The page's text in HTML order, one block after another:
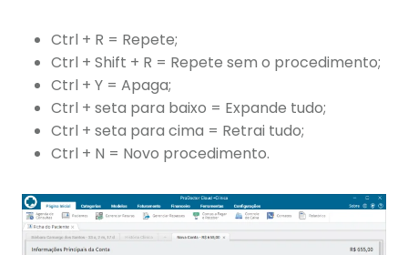
Ctrl + R = Repete;
Ctrl + Shift + R = Repete sem o procedimento;
Ctrl + Y = Apaga;
Ctrl + seta para baixo = Expande tudo;
Ctrl + seta para cima = Retrai tudo;
Ctrl + N = Novo procedimento.